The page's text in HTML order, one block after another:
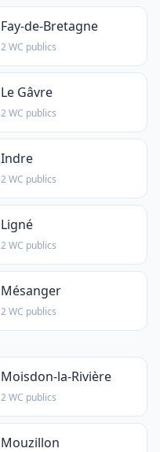
Fay-de-Bretagne
2 WC publics
Le Gâvre
2 WC publics
Indre
2 WC publics
Ligné
2 WC publics
Mésanger
2 WC publics
Moisdon-la-Rivière
2 WC publics
Mouzillon